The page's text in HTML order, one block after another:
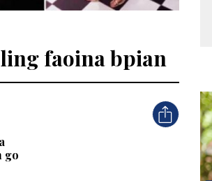
faoina bpian
go